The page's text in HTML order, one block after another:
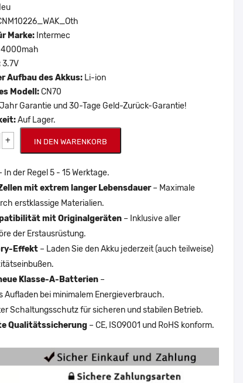
Marke: Intermec
4000mah
3.7V
Aufbau des Akkus: Li-ion
Modell:CN70
Garantie und 30-Tage Geld-Zurück-Garantie!
Auf Lager.
+ IN DEN WARENKORB
In der Regel 5 - 15 Werktage.
mit extrem langer Lebensdauer– Maximale
erstklassige Materialien.
mit Originalgeräten – Inklusive aller
der Erstausrüstung.
Effekt – Laden Sie den Akku jederzeit (auch teilweise)
Klasse-A-Batterien –
Aufladen bei minimalem Energieverbrauch.
Schaltungsschutz für sicheren und stabilen Betrieb.
Qualitätssicherung – CE, ISO9001 und RoHS konform.